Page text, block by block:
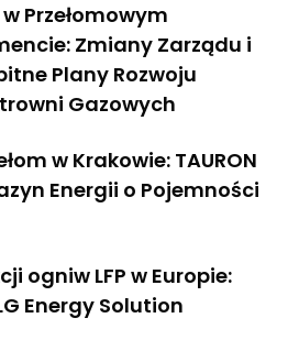
w Przełomowym
Zmiany Zarządu i
Plany Rozwoju
Gazowych
w Krakowie: TAURON
Energii o Pojemności
ogniw LFP w Europie:
Energy Solution